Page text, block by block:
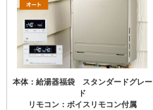
本体：給湯器福袋 スタンダードグレー
ド
リモコン：ボイスリモコン付属